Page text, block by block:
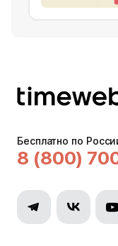
Бесплатно по
8 (800)